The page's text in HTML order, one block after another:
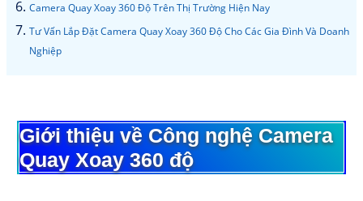
Camera Quay Xoay 360 Độ Trên Thị Trường Hiện Nay
Tư Vấn Lắp Đặt Camera Quay Xoay 360 Độ Cho Các Gia Đình Và Doanh
Nghiệp
Giới thiệu về Công nghệ Camera
Quay Xoay 360 độ